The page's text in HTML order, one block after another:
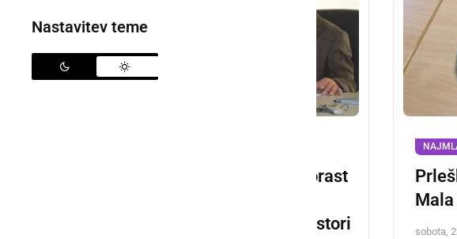
Nastavitev teme
Župan Slana: Razlog za porast
Ščavnici so neustrezni prostori
sobota,